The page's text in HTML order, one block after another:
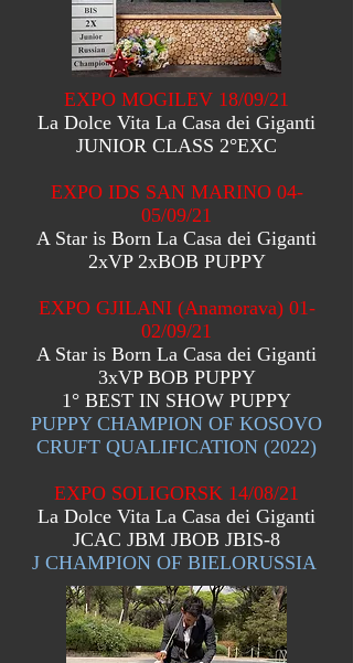
EXPO MOGILEV 18/09/21
La Dolce Vita La Casa dei Giganti
JUNIOR CLASS 2°EXC
EXPO IDS SAN MARINO 04-
05/09/21
A Star is Born La Casa dei Giganti
2xVP 2xBOB PUPPY
EXPO GJILANI (Anamorava) 01-
02/09/21
A Star is Born La Casa dei Giganti
3xVP BOB PUPPY
1° BEST IN SHOW PUPPY
PUPPY CHAMPION OF KOSOVO
CRUFT QUALIFICATION (2022)
EXPO SOLIGORSK 14/08/21
La Dolce Vita La Casa dei Giganti
JCAC JBM JBOB JBIS-8
J CHAMPION OF BIELORUSSIA